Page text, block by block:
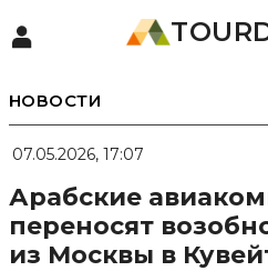
НОВОСТИ
07.05.2026, 17:07
Арабские
переносят
из Москвы в